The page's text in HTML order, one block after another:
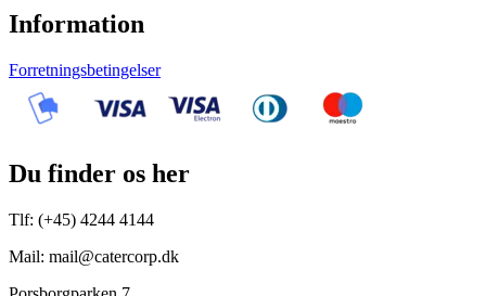
Information
Forretningsbetingelser
Du finder os her
Tlf: (+45) 4244 4144
Mail: mail@catercorp.dk